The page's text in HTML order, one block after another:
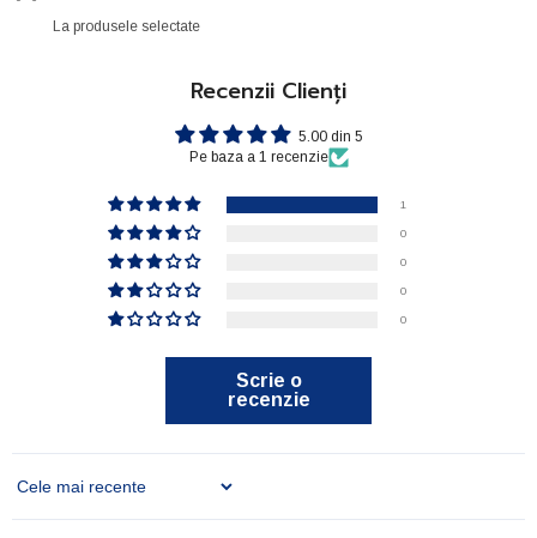
La produsele selectate
Recenzii Clienți
5.00 din 5
Pe baza a 1 recenzie
1
0
0
0
0
Scrie o
recenzie
Sort By